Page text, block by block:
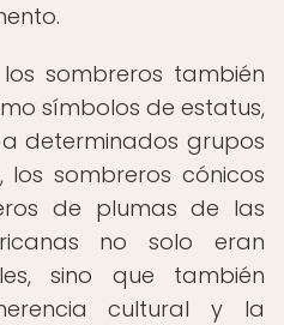
sombreros también
símbolos de estatus,
determinados grupos
los sombreros cónicos
de plumas de las
no solo eran
sino que también
cultural y la